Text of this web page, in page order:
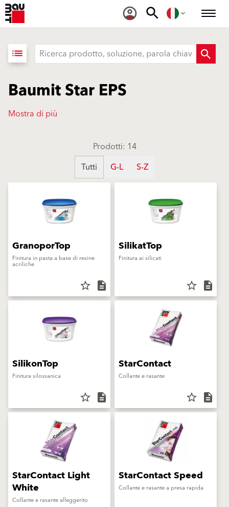
list
Baumit Star EPS
Mostra di più
Prodotti: 14
Tutti
G-L S-Z
GranoporTop
Finitura in pasta a base di resine
acriliche
star_border description
SilikatTop
Finitura ai silicati
star_border description
SilikonTop
Finitura silossanica
star_border description
StarContact
Collante e rasante
star_border description
StarContact Light
White
Collante e rasante alleggerito
StarContact Speed
Collante e rasante a presa rapida